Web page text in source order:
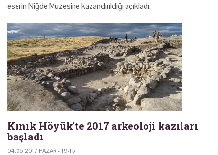
eserin Niğde Müzesine kazandırıldığı açıkladı.
Kınık Höyük'te 2017 arkeoloji kazıları
başladı
04.06.2017 PAZAR - 19:15